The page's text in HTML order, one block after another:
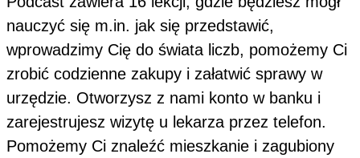
nauczyć się m.in. jak się przedstawić,
wprowadzimy Cię do świata liczb, pomożemy Ci
zrobić codzienne zakupy i załatwić sprawy w
urzędzie. Otworzysz z nami konto w banku i
zarejestrujesz wizytę u lekarza przez telefon.
Pomożemy Ci znaleźć mieszkanie i zagubiony